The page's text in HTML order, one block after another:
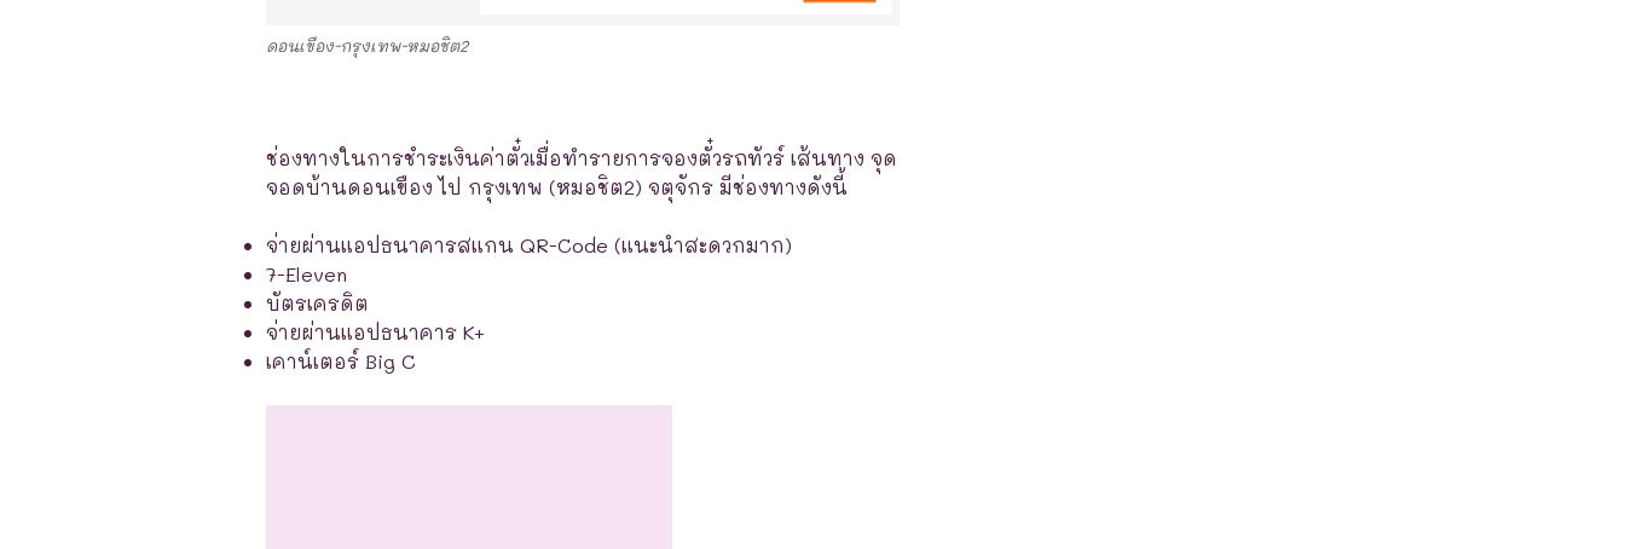
ดอนเขือง-กรุงเทพ-หมอชิต2
ช่องทางในการชำระเงินค่าตั๋วเมื่อทำรายการจองตั๋วรถทัวร์ เส้นทาง จุด
จอดบ้านดอนเขือง ไป กรุงเทพ (หมอชิต2) จตุจักร มีช่องทางดังนี้
จ่ายผ่านแอปธนาคารสแกน QR-Code (แนะนำสะดวกมาก)
7-Eleven
บัตรเครดิต
จ่ายผ่านแอปธนาคาร K+
เคาน์เตอร์ Big C